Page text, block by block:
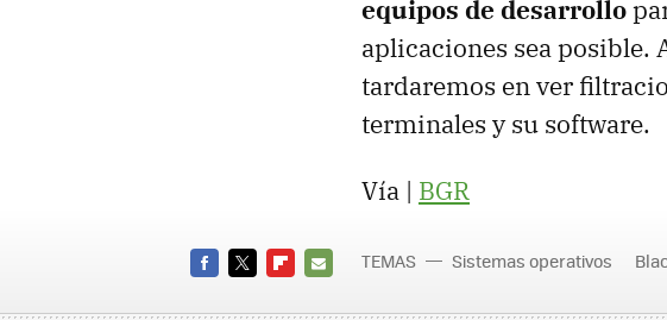
equipos de desarrollo
aplicaciones sea posible.
tardaremos en ver
terminales y su software.
Vía | BGR
TEMAS Sistemas operativos